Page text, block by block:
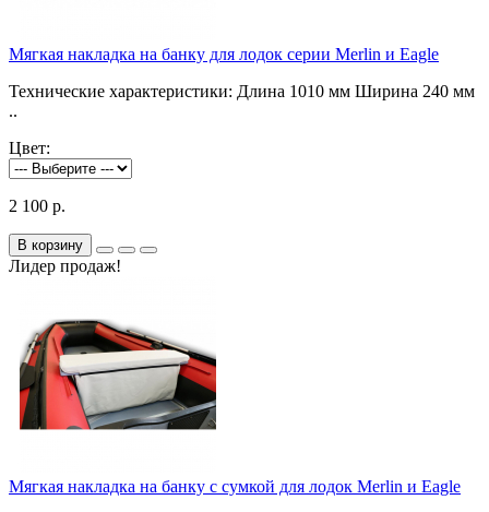
Мягкая накладка на банку для лодок серии Merlin и Eagle
Технические характеристики: Длина 1010 мм Ширина 240 мм
..
Цвет:
2 100 р.
В корзину
Лидер продаж!
Мягкая накладка на банку с сумкой для лодок Merlin и Eagle